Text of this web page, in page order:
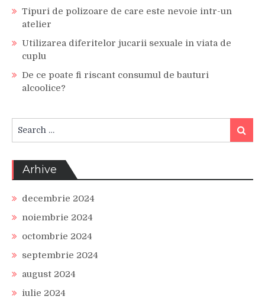
Tipuri de polizoare de care este nevoie intr-un
atelier
Utilizarea diferitelor jucarii sexuale in viata de
cuplu
De ce poate fi riscant consumul de bauturi
alcoolice?
for:
Search
Arhive
decembrie 2024
noiembrie 2024
octombrie 2024
septembrie 2024
august 2024
iulie 2024